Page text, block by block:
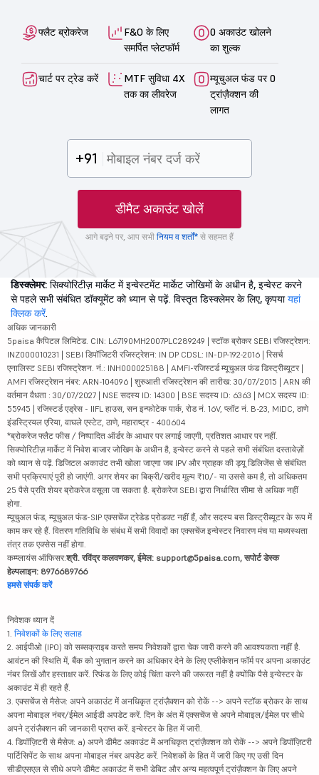
फ्लैट ब्रोकरेज
F&O के लिए
समर्पित प्लेटफॉर्म
0 अकाउंट खोलने
का शुल्क
चार्ट पर ट्रेड करें
MTF सुविधा 4X
तक का लीवरेज
म्यूचुअल फंड पर 0
ट्रांज़ैक्शन की
लागत
+91
डीमैट अकाउंट खोलें
आगे बढ़ने पर, आप सभी नियम व शर्तों* से सहमत हैं
डिस्क्लेमर: सिक्योरिटीज़ मार्केट में इन्वेस्टमेंट मार्केट जोखिमों के अधीन है, इन्वेस्ट करने
से पहले सभी संबंधित डॉक्यूमेंट को ध्यान से पढ़ें. विस्तृत डिस्क्लेमर के लिए, कृपयायहां
क्लिक करें.
अधिक जानकारी
5paisa कैपिटल लिमिटेड. CIN: L67190MH2007PLC289249 | स्टॉक ब्रोकर SEBI रजिस्ट्रेशन:
INZ000010231 | SEBI डिपॉजिटरी रजिस्ट्रेशन: IN DP CDSL: IN-DP-192-2016 | रिसर्च
एनालिस्ट SEBI रजिस्ट्रेशन. नं.: INH000025188 | AMFI-रजिस्टर्ड म्यूचुअल फंड डिस्ट्रीब्यूटर |
AMFI रजिस्ट्रेशन नंबर: ARN-104096 | शुरुआती रजिस्ट्रेशन की तारीख: 30/07/2015 | ARN की
वर्तमान वैधता : 30/07/2027 | NSE सदस्य ID: 14300 | BSE सदस्य ID: 6363 | MCX सदस्य ID:
55945 | रजिस्टर्ड एड्रेस - IIFL हाउस, सन इन्फोटेक पार्क, रोड नं. 16V, प्लॉट नं. B-23, MIDC, ठाणे
इंडस्ट्रियल एरिया, वाघले एस्टेट, ठाणे, महाराष्ट्र - 400604
*ब्रोकरेज फ्लैट फीस / निष्पादित ऑर्डर के आधार पर लगाई जाएगी, प्रतिशत आधार पर नहीं.
सिक्योरिटीज़ मार्केट में निवेश बाजार जोखिम के अधीन है, इन्वेस्ट करने से पहले सभी संबंधित दस्तावेज़ों
को ध्यान से पढ़ें. डिजिटल अकाउंट तभी खोला जाएगा जब IPV और ग्राहक की ड्यू डिलिजेंस से संबंधित
सभी प्रक्रियाएं पूरी हो जाएंगी. अगर शेयर का बिक्री/खरीद मूल्य ₹10/- या उससे कम है, तो अधिकतम
25 पैसे प्रति शेयर ब्रोकरेज वसूला जा सकता है. ब्रोकरेज SEBI द्वारा निर्धारित सीमा से अधिक नहीं
होगा.
म्यूचुअल फंड, म्यूचुअल फंड-SIP एक्सचेंज ट्रेडेड प्रोडक्ट नहीं हैं, और सदस्य बस डिस्ट्रीब्यूटर के रूप में
काम कर रहे हैं. वितरण गतिविधि के संबंध में सभी विवादों का एक्सचेंज इन्वेस्टर निवारण मंच या मध्यस्थता
तंत्र तक एक्सेस नहीं होगा.
कम्प्लायंस ऑफिसर:श्री. रविंद्र कलवणकर, ईमेल: support@5paisa.com, सपोर्ट डेस्क
हेल्पलाइन: 8976689766
हमसे संपर्क करें
निवेशक ध्यान दें
1. निवेशकों के लिए सलाह
2. आईपीओ (IPO) को सब्सक्राइब करते समय निवेशकों द्वारा चेक जारी करने की आवश्यकता नहीं है.
आवंटन की स्थिति में, बैंक को भुगतान करने का अधिकार देने के लिए एप्लीकेशन फॉर्म पर अपना अकाउंट
नंबर लिखें और हस्ताक्षर करें. रिफंड के लिए कोई चिंता करने की जरूरत नहीं है क्योंकि पैसे इन्वेस्टर के
अकाउंट में ही रहते हैं.
3. एक्सचेंज से मैसेज: अपने अकाउंट में अनधिकृत ट्रांज़ैक्शन को रोकें --> अपने स्टॉक ब्रोकर के साथ
अपना मोबाइल नंबर/ईमेल आईडी अपडेट करें. दिन के अंत में एक्सचेंज से अपने मोबाइल/ईमेल पर सीधे
अपने ट्रांज़ैक्शन की जानकारी प्राप्त करें. इन्वेस्टर के हित में जारी.
4. डिपॉज़िटरी से मैसेज: a) अपने डीमैट अकाउंट में अनधिकृत ट्रांज़ैक्शन को रोकें --> अपने डिपॉज़िटरी
पार्टिसिपेंट के साथ अपना मोबाइल नंबर अपडेट करें. निवेशकों के हित में जारी किए गए उसी दिन
सीडीएसएल से सीधे अपने डीमैट अकाउंट में सभी डेबिट और अन्य महत्वपूर्ण ट्रांज़ैक्शन के लिए अपने